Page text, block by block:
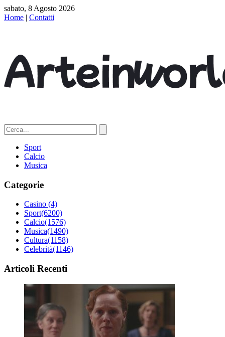
sabato, 8 Agosto 2026
Home | Contatti
Sport
Calcio
Musica
Categorie
Casino (4)
Sport(6200)
Calcio(1576)
Musica(1490)
Cultura(1158)
Celebrità(1146)
Articoli Recenti